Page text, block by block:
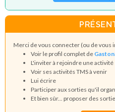
Merci de vous connecter (ou de vous
Voir le profil complet de
L'inviter à rejoindre une activité
Voir ses activités TMS à venir
Lui écrire
Participer aux sorties qu'il
Et bien sûr... proposer des